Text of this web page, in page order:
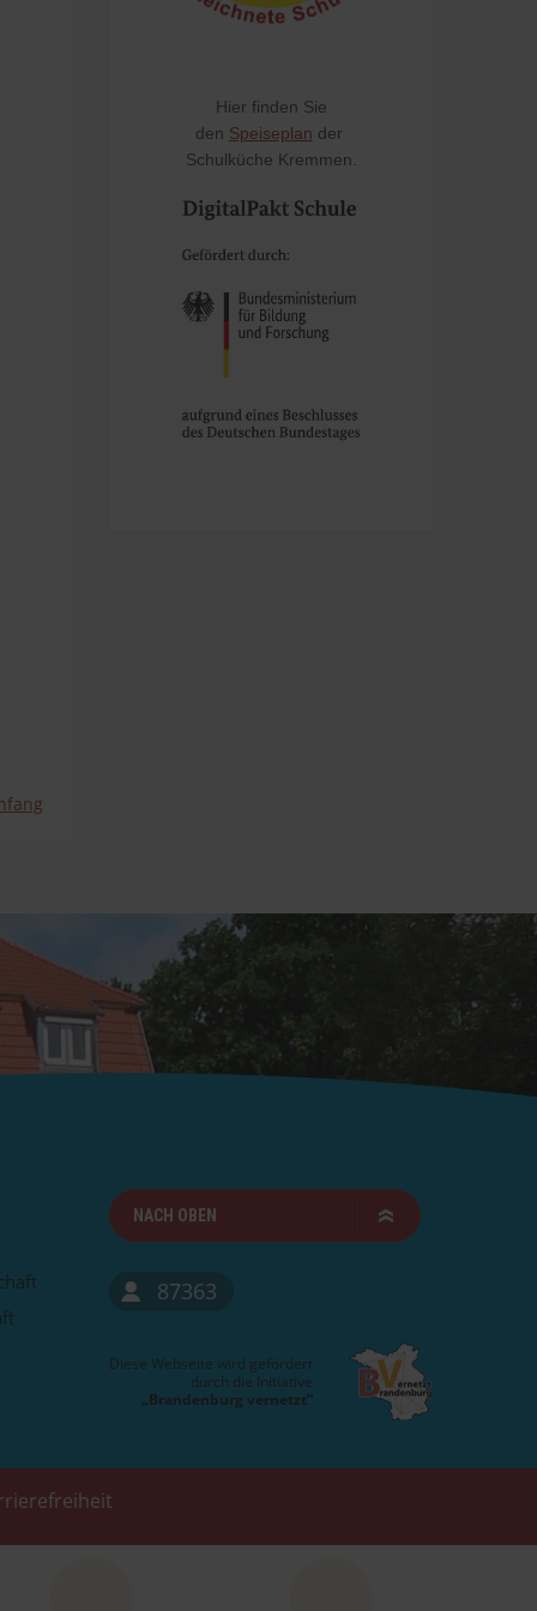
Hier finden Sie
den Speiseplan der
Schulküche Kremmen.
NACH OBEN
87363
Diese Webseite wird gefördert
durch die Initiative
„Brandenburg vernetzt“